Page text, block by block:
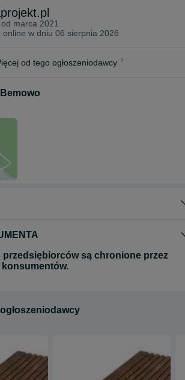
między środkami legarów to 60 cm
marca 2021
online w dniu 06 sierpnia 2026
od tego ogłoszeniodawcy
Bemowo
przedsiębiorców są chronione przez